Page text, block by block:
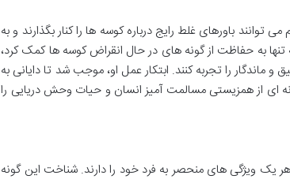
باورهای غلط رایج درباره کوسه ها را کنار بگذارند و به
به حفاظت از گونه های در حال انقراض کوسه ها کمک کرد،
ماندگار را تجربه کنند. ابتکار عمل او، موجب شد تا دایانی به
ای از همزیستی مسالمت آمیز انسان و حیات وحش دریایی را
یک ویژگی های منحصر به فرد خود را دارند. شناخت این گونه